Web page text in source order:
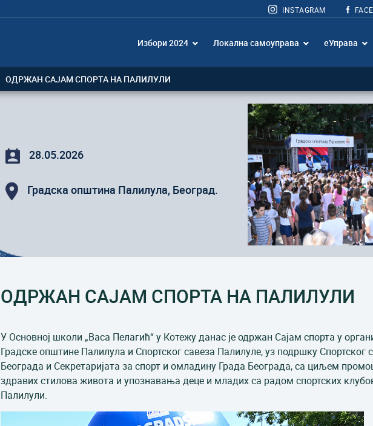
INSTAGRAM
Избори 2024 Локална самоуправа еУправа
ОДРЖАН САЈАМ СПОРТА НА ПАЛИЛУЛИ
28.05.2026
Градска општина Палилула, Београд.
ОДРЖАН САЈАМ СПОРТА НА ПАЛИЛУЛИ
У Основној школи „Васа Пелагић“ у Котежу данас је одржан Сајам спорта у
Градске општине Палилула и Спортског савеза Палилуле, уз подршку Спортског
Београда и Секретаријата за спорт и омладину Града Београда, са циљем
здравих стилова живота и упознавања деце и младих са радом спортских
Палилули.